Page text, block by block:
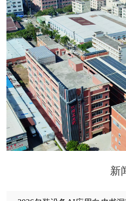
代理单位；跟各大品牌企业均有
新